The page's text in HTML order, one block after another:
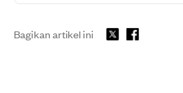
Bagikan artikel ini